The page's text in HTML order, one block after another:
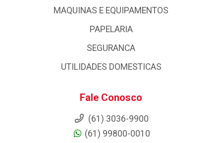
MAQUINAS E EQUIPAMENTOS
PAPELARIA
SEGURANCA
UTILIDADES DOMESTICAS
Fale Conosco
(61) 3036-9900
(61) 99800-0010